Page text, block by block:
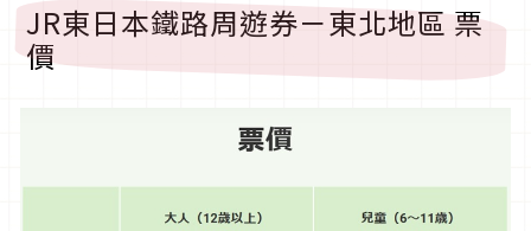
JR東日本鐵路周遊券－東北地區 票
價